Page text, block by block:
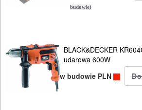
ROZRUCHOWE
OSPRZĘT
AGREGATY
PRĄDOWE
budowie)
BLACK&DECKER
udarowa 600W
w budowie PLN